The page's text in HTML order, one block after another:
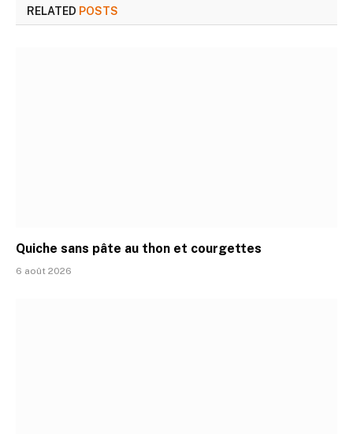
RELATED POSTS
Quiche sans pâte au thon et courgettes
6 août 2026